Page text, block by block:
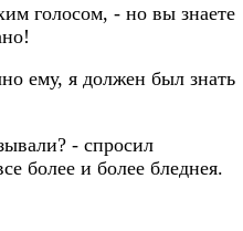
голосом, - но вы знаете
ему, я должен был знать
- спросил
более и более бледнея.